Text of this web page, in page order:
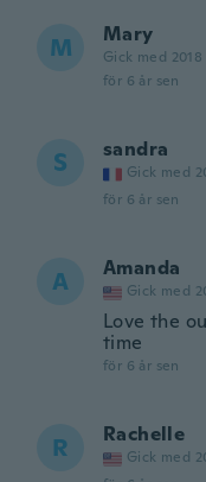
M Mary
Gick med 2018
för 6 år sen
S sandra
Gick med
för 6 år sen
A Amanda
Gick med
Love the
time
för 6 år sen
R Rachelle
Gick med